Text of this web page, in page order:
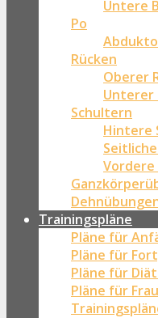
Untere
Po
Rücken
Oberer
Unterer
Schultern
Hintere
Trainingspläne
Pläne für
Pläne für
Pläne für
Pläne für